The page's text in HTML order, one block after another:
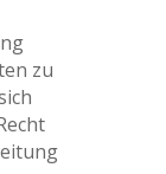
zu